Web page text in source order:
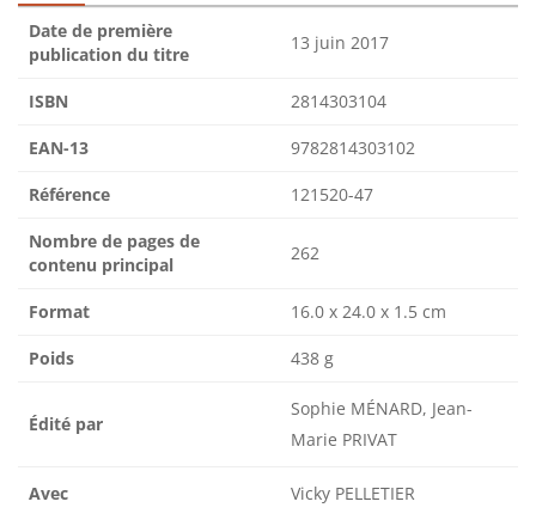
Date de première
publication du titre
13 juin 2017
ISBN 2814303104
EAN-13 9782814303102
Référence 121520-47
Nombre de pages de
contenu principal
262
Format 16.0 x 24.0 x 1.5 cm
Poids 438 g
Édité par
Sophie MÉNARD, Jean-
Marie PRIVAT
Avec Vicky PELLETIER